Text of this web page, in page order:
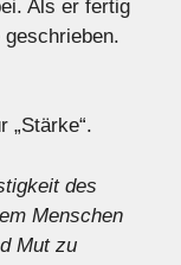
Als er fertig
„Stärke“.
des
Menschen
Mut zu